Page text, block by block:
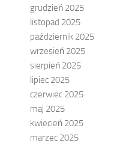
grudzień 2025
listopad 2025
październik 2025
wrzesień 2025
sierpień 2025
lipiec 2025
czerwiec 2025
maj 2025
kwiecień 2025
marzec 2025